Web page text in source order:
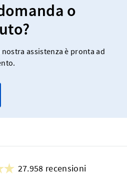
o
assistenza è pronta ad
27.958 recensioni